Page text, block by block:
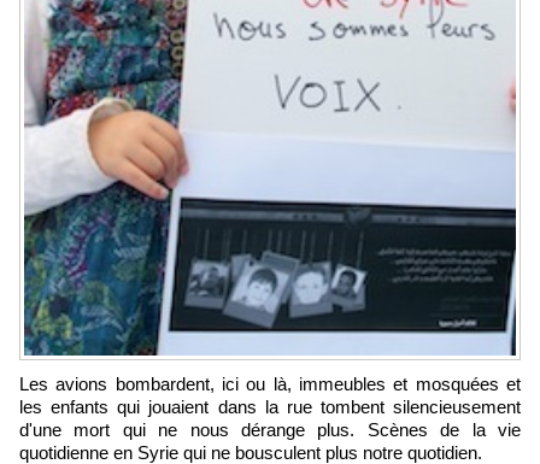
Les avions bombardent, ici ou là, immeubles et mosquées et
les enfants qui jouaient dans la rue tombent silencieusement
d'une mort qui ne nous dérange plus. Scènes de la vie
quotidienne en Syrie qui ne bousculent plus notre quotidien.